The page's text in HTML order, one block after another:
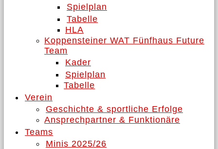
Spielplan
Tabelle
HLA
Koppensteiner WAT Fünfhaus Future
Team
Kader
Spielplan
Tabelle
Verein
Geschichte & sportliche Erfolge
Ansprechpartner & Funktionäre
Teams
Minis 2025/26